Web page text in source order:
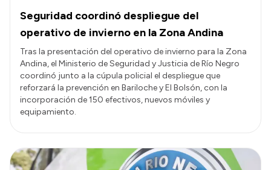
Seguridad coordinó despliegue del
operativo de invierno en la Zona Andina
Tras la presentación del operativo de invierno para la Zona
Andina, el Ministerio de Seguridad y Justicia de Río Negro
coordinó junto a la cúpula policial el despliegue que
reforzará la prevención en Bariloche y El Bolsón, con la
incorporación de 150 efectivos, nuevos móviles y
equipamiento.